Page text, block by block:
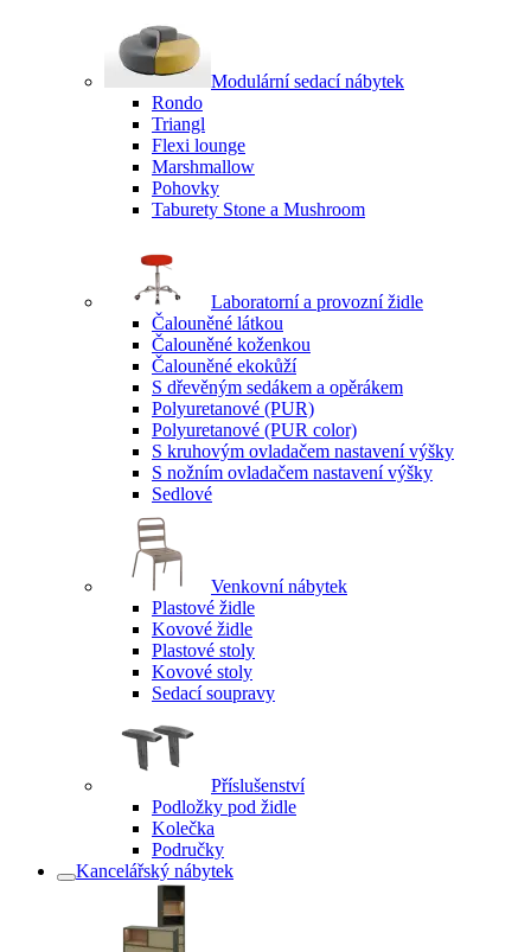
Modulární sedací nábytek
Rondo
Triangl
Flexi lounge
Marshmallow
Pohovky
Taburety Stone a Mushroom
Laboratorní a provozní židle
Čalouněné látkou
Čalouněné koženkou
Čalouněné ekokůží
S dřevěným sedákem a opěrákem
Polyuretanové (PUR)
Polyuretanové (PUR color)
S kruhovým ovladačem nastavení výšky
S nožním ovladačem nastavení výšky
Sedlové
Venkovní nábytek
Plastové židle
Kovové židle
Plastové stoly
Kovové stoly
Sedací soupravy
Příslušenství
Podložky pod židle
Kolečka
Područky
Kancelářský nábytek